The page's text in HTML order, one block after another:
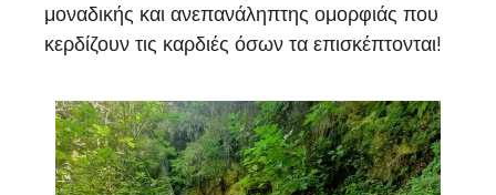
μοναδικής και ανεπανάληπτης ομορφιάς που
κερδίζουν τις καρδιές όσων τα επισκέπτονται!